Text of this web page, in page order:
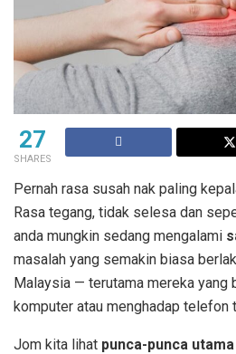
27
SHARES
Pernah rasa susah nak paling
Rasa tegang, tidak selesa dan
anda mungkin sedang mengalami
masalah yang semakin biasa
Malaysia — terutama mereka yang
komputer atau menghadap telefon
Jom kita lihat punca-punca